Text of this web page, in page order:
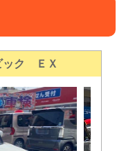
ック ＥＸ